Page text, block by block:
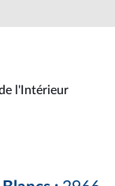
l'Intérieur